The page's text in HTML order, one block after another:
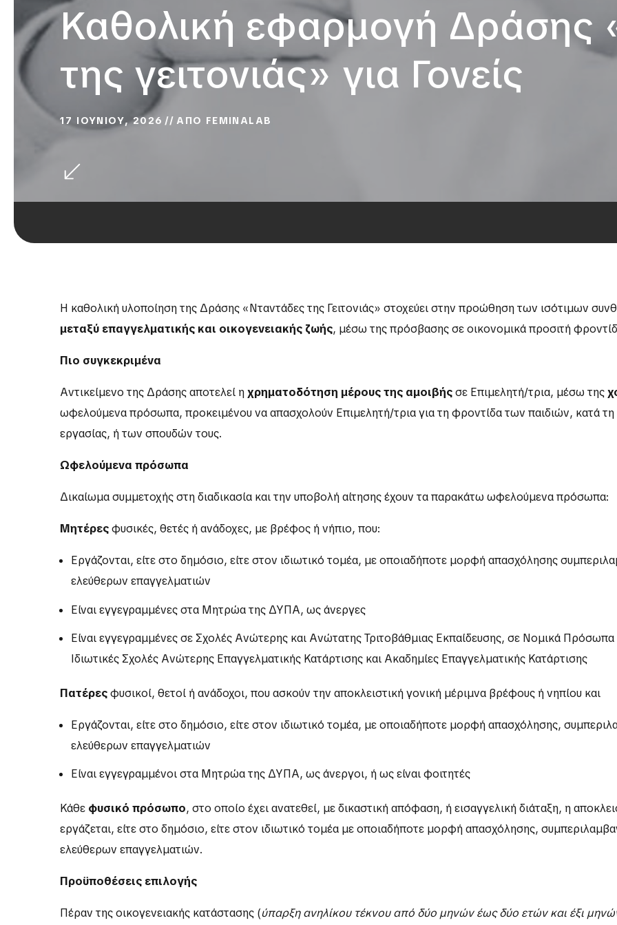
Καθολική εφαρμογή Δράσης
της γειτονιάς» για Γονείς
17 ΙΟΥΝΙΟΥ, 2026 ΑΠΟ FEMINALAB
Η καθολική υλοποίηση της Δράσης «Νταντάδες της Γειτονιάς» στοχεύει στην προώθηση των ισότιμων
μεταξύ επαγγελματικής και οικογενειακής ζωής, μέσω της πρόσβασης σε οικονομικά προσιτή
Πιο συγκεκριμένα
Αντικείμενο της Δράσης αποτελεί ηχρηματοδότηση μέρους της αμοιβήςσε Επιμελητή/τρια, μέσω της
ωφελούμενα πρόσωπα, προκειμένου να απασχολούν Επιμελητή/τρια για τη φροντίδα των παιδιών, κατά τη
εργασίας, ή των σπουδών τους.
Ωφελούμενα πρόσωπα
Δικαίωμα συμμετοχής στη διαδικασία και την υποβολή αίτησης έχουν τα παρακάτω ωφελούμενα πρόσωπα:
Μητέρεςφυσικές, θετές ή ανάδοχες, με βρέφος ή νήπιο, που:
Εργάζονται, είτε στο δημόσιο, είτε στον ιδιωτικό τομέα, με οποιαδήποτε μορφή απασχόλησης
ελεύθερων επαγγελματιών
Είναι εγγεγραμμένες στα Μητρώα της ΔΥΠΑ, ως άνεργες
Είναι εγγεγραμμένες σε Σχολές Ανώτερης και Ανώτατης Τριτοβάθμιας Εκπαίδευσης, σε Νομικά
Ιδιωτικές Σχολές Ανώτερης Επαγγελματικής Κατάρτισης και Ακαδημίες Επαγγελματικής Κατάρτισης
Πατέρεςφυσικοί, θετοί ή ανάδοχοι, που ασκούν την αποκλειστική γονική μέριμνα βρέφους ή νηπίου και
Εργάζονται, είτε στο δημόσιο, είτε στον ιδιωτικό τομέα, με οποιαδήποτε μορφή απασχόλησης,
ελεύθερων επαγγελματιών
Είναι εγγεγραμμένοι στα Μητρώα της ΔΥΠΑ, ως άνεργοι, ή ως είναι φοιτητές
Κάθε φυσικό πρόσωπο, στο οποίο έχει ανατεθεί, με δικαστική απόφαση, ή εισαγγελική διάταξη, η
εργάζεται, είτε στο δημόσιο, είτε στον ιδιωτικό τομέα με οποιαδήποτε μορφή απασχόλησης,
ελεύθερων επαγγελματιών.
Προϋποθέσεις επιλογής
Πέραν της οικογενειακής κατάστασης (ύπαρξη ανηλίκου τέκνου από δύο μηνών έως δύο ετών και έξι